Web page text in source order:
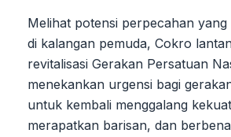
Melihat potensi perpecahan yang
di kalangan pemuda, Cokro
revitalisasi Gerakan Persatuan
menekankan urgensi bagi
untuk kembali menggalang
merapatkan barisan, dan